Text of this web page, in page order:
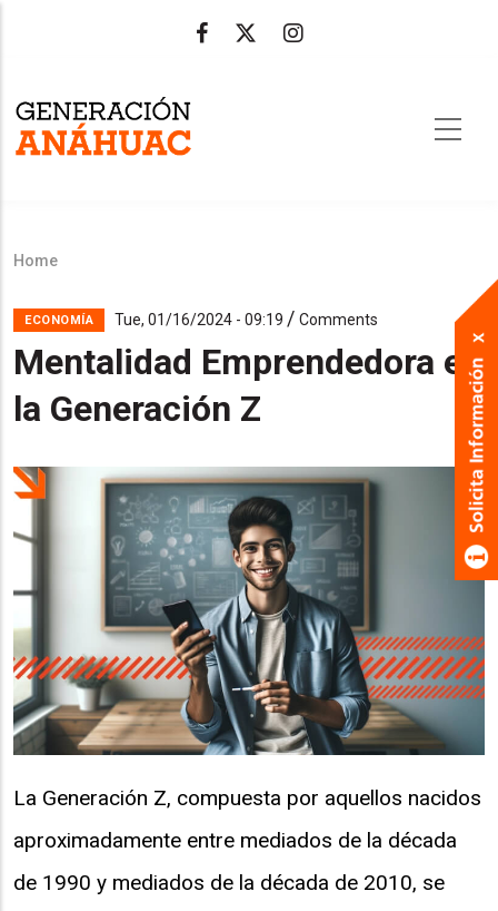
main
content
Breadcrumb
Home
ECONOMÍA Tue, 01/16/2024 - 09:19 / Comments
Mentalidad Emprendedora en
la Generación Z
La Generación Z, compuesta por aquellos nacidos
aproximadamente entre mediados de la década
de 1990 y mediados de la década de 2010, se